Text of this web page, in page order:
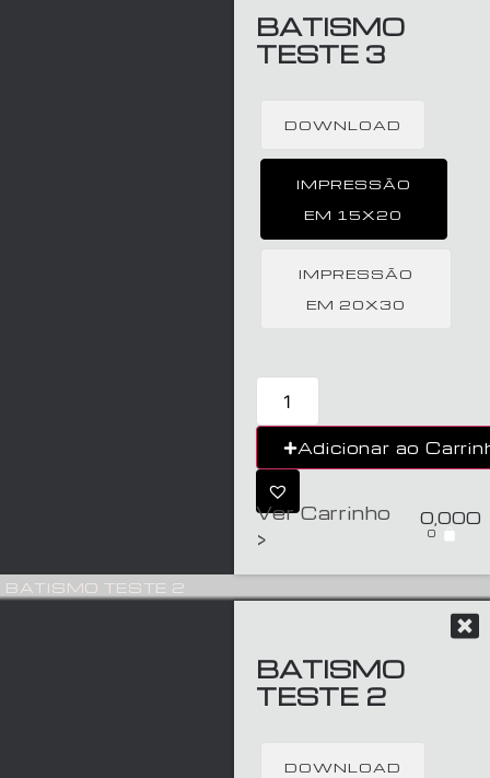
BATISMO
TESTE 3
DOWNLOAD
IMPRESSÃO
EM 15X20
IMPRESSÃO
EM 20X30
Adicionar ao
Ver Carrinho
>
0,00€
0
BATISMO TESTE 2
BATISMO
TESTE 2
DOWNLOAD